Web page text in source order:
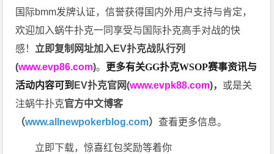
国际bmm发牌认证，信誉获得国内外用户支持与肯定，
欢迎加入蜗牛扑克一同享受与国际扑克高手对战的快
感！ 立即复制网址加入EV扑克战队行列
(www.evp86.com)。 更多有关GG扑克WSOP赛事资讯与
活动内容可到 EV扑克官网(www.evpk88.com)， 或是关
注蜗牛扑克官方中文博客
（www.allnewpokerblog.com）查看更多信息。
立即下载，惊喜红包奖励等着你